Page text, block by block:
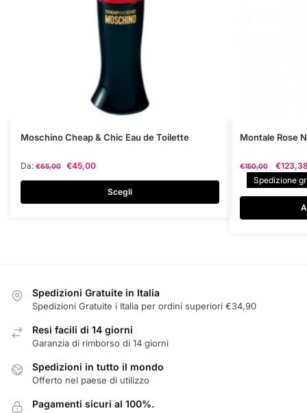
Moschino Cheap & Chic Eau de Toilette
Da: €65,00 €45,00
Scegli
Questo
ha
più
varianti.
nella
del
prodotto
Montale Rose
€150,00
Il
prezzo
€
Spedizione
Spedizioni Gratuite in Italia
Spedizioni Gratuite i Italia per ordini superiori €34,90
Resi facili di 14 giorni
Garanzia di rimborso di 14 giorni
Spedizioni in tutto il mondo
Offerto nel paese di utilizzo
Pagamenti sicuri al 100%.